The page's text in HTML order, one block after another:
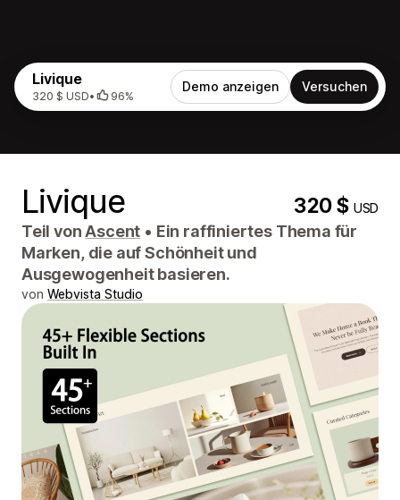
Livique
320 $ USD• 96%
Demo anzeigen Versuchen
Livique 320 $USD
Teil vonAscent • Ein raffiniertes Thema für
Marken, die auf Schönheit und
Ausgewogenheit basieren.
von Webvista Studio